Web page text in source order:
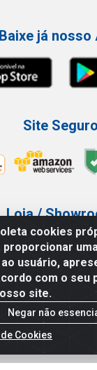
cookies
usuário,
com o seu
site.
Negar não
Cookies
Baixe já nosso
Site Seguro
Loja /
Tel.: (11) 3227-
587/597 - Pari -
LTDA - Av.
03.032-000 - CNPJ